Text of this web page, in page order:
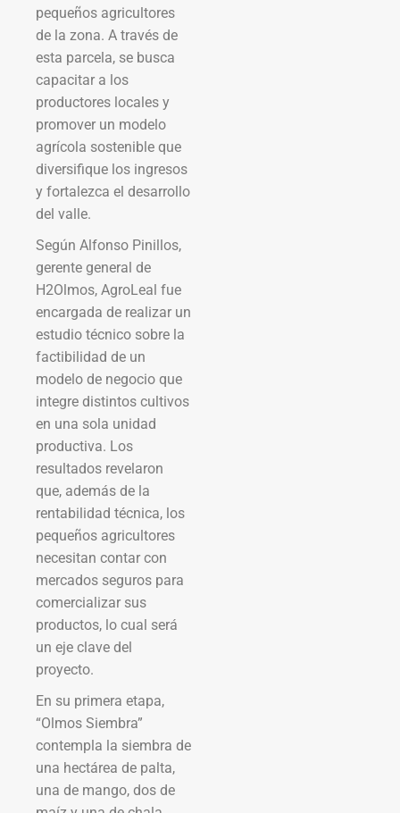
pequeños agricultores
de la zona. A través de
esta parcela, se busca
capacitar a los
productores locales y
promover un modelo
agrícola sostenible que
diversifique los ingresos
y fortalezca el desarrollo
del valle.
Según Alfonso Pinillos,
gerente general de
H2Olmos, AgroLeal fue
encargada de realizar un
estudio técnico sobre la
factibilidad de un
modelo de negocio que
integre distintos cultivos
en una sola unidad
productiva. Los
resultados revelaron
que, además de la
rentabilidad técnica, los
pequeños agricultores
necesitan contar con
mercados seguros para
comercializar sus
productos, lo cual será
un eje clave del
proyecto.
En su primera etapa,
“Olmos Siembra”
contempla la siembra de
una hectárea de palta,
una de mango, dos de